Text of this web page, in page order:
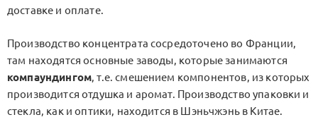
доставке и оплате.
Производство концентрата сосредоточено во Франции,
там находятся основные заводы, которые занимаются
компаундингом, т.е. смешением компонентов, из которых
производится отдушка и аромат. Производство упаковки и
стекла, как и оптики, находится в Шэньчжэнь в Китае.